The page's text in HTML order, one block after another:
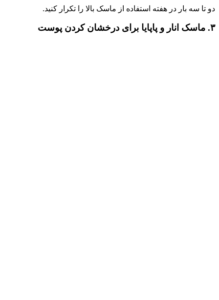
دو تا سه بار در هفته استفاده از ماسک بالا را تکرار کنید.
۳‌. ماسک انار و پاپایا برای درخشان کردن پوست